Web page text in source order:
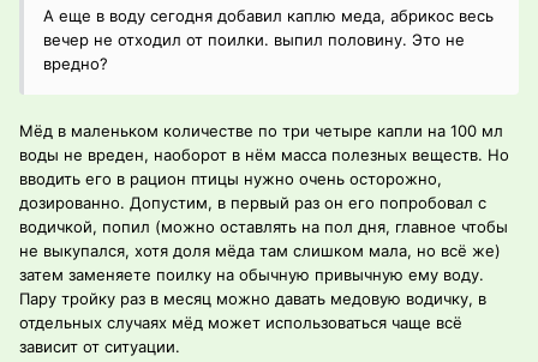
А еще в воду сегодня добавил каплю меда, абрикос весь
вечер не отходил от поилки. выпил половину. Это не
вредно?
Мёд в маленьком количестве по три четыре капли на 100 мл
воды не вреден, наоборот в нём масса полезных веществ. Но
вводить его в рацион птицы нужно очень осторожно,
дозированно. Допустим, в первый раз он его попробовал с
водичкой, попил (можно оставлять на пол дня, главное чтобы
не выкупался, хотя доля мёда там слишком мала, но всё же)
затем заменяете поилку на обычную привычную ему воду.
Пару тройку раз в месяц можно давать медовую водичку, в
отдельных случаях мёд может использоваться чаще всё
зависит от ситуации.